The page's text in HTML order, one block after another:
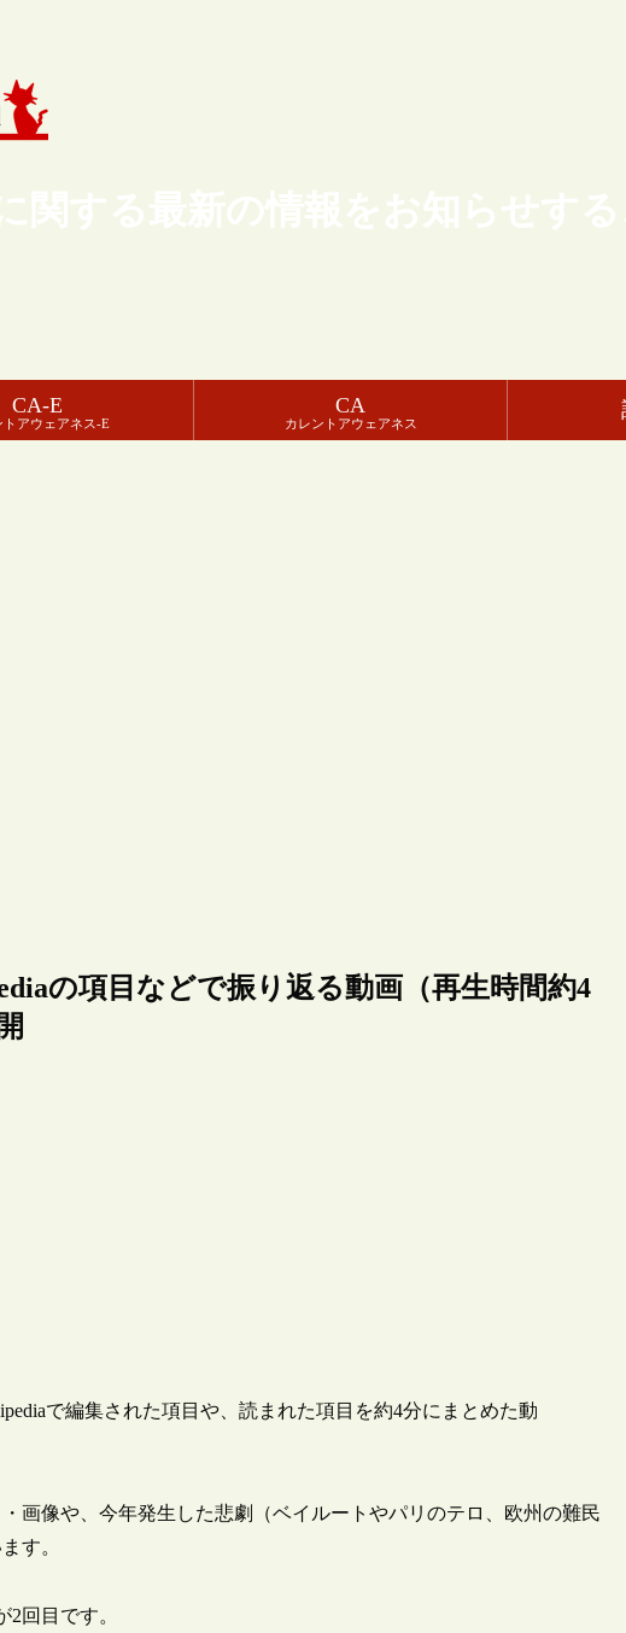
関する最新の情報をお知らせす
CA-E
トアウェアネス-E
CA
カレントアウェアネス
の項目などで振り返る動画（再生時間約4
で編集された項目や、読まれた項目を約4分にまとめた動
画像や、今年発生した悲劇（ベイルートやパリのテロ、欧州の難民
す。
回目です。